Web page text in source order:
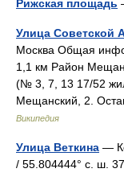
Рижская площадь
Улица Советской
Москва Общая
1,1 км Район
(№ 3, 7, 13 17/52
Мещанский, 2.
Википедия
Улица Веткина —
/ 55.804444° с. ш.